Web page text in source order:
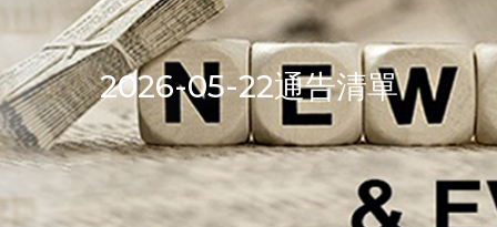
2026-05-22通告清單